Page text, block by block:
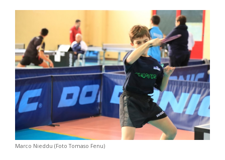
Marco Nieddu (Foto Tomaso Fenu)